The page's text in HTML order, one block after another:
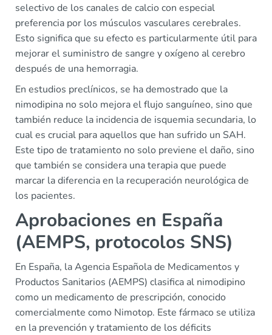
selectivo de los canales de calcio con especial
preferencia por los músculos vasculares cerebrales.
Esto significa que su efecto es particularmente útil para
mejorar el suministro de sangre y oxígeno al cerebro
después de una hemorragia.
En estudios preclínicos, se ha demostrado que la
nimodipina no solo mejora el flujo sanguíneo, sino que
también reduce la incidencia de isquemia secundaria, lo
cual es crucial para aquellos que han sufrido un SAH.
Este tipo de tratamiento no solo previene el daño, sino
que también se considera una terapia que puede
marcar la diferencia en la recuperación neurológica de
los pacientes.
Aprobaciones en España
(AEMPS, protocolos SNS)
En España, la Agencia Española de Medicamentos y
Productos Sanitarios (AEMPS) clasifica al nimodipino
como un medicamento de prescripción, conocido
comercialmente como Nimotop. Este fármaco se utiliza
en la prevención y tratamiento de los déficits